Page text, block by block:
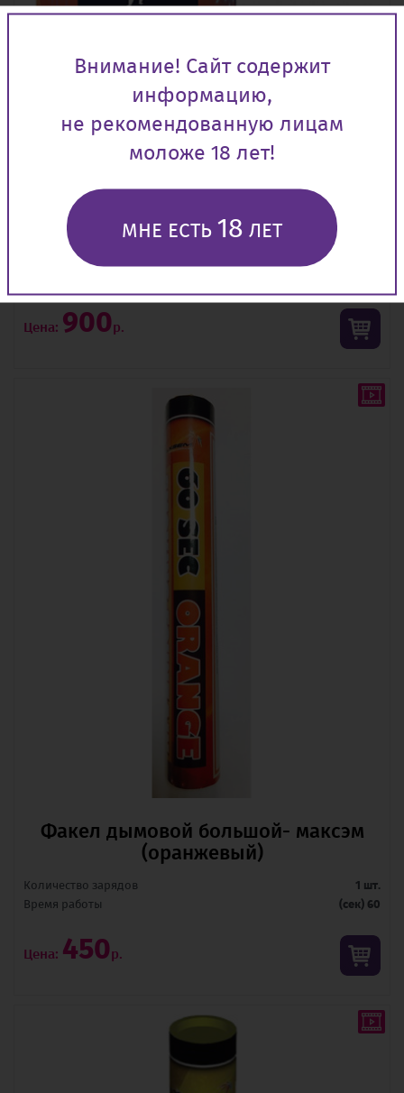
"Амур"- фонтан фейерверк
Цена: 900р.
Факел дымовой большой- максэм
(оранжевый)
Количество зарядов
1 шт.
Время pаботы
(сек) 60
Цена: 450р.
Внимание! Сайт содержит
информацию,
не рекомендованную лицам
моложе 18 лет!
МНЕ ЕСТЬ 18 ЛЕТ